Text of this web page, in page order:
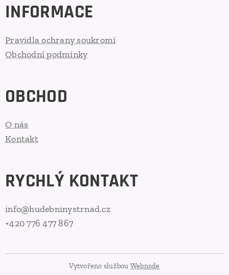
INFORMACE
Pravidla ochrany soukromí
Obchodní podmínky
OBCHOD
O nás
Kontakt
RYCHLÝ KONTAKT
info@hudebninystrnad.cz
+420 776 477 867
Vytvořeno službou Webnode